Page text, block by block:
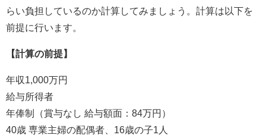
らい負担しているのか計算してみましょう。計算は以下を
前提に行います。
【計算の前提】
年収1,000万円
給与所得者
年俸制（賞与なし 給与額面：84万円）
40歳 専業主婦の配偶者、16歳の子1人